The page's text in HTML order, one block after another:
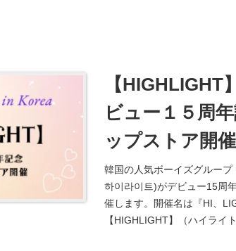
【
ビュー１５周
ップストア開
韓国の人気ボーイズグループ
하이라이트)がデビュー15周
催します。開催名は『HI、
【HIGHLIGHT】（ハイライ